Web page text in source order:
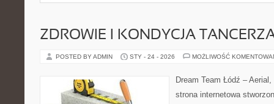
ZDROWIE I KONDYCJA
POSTED BY ADMIN STY - 24 - 2026 MOŻLIWOŚĆ
Dream Team Łódź –
strona internetowa